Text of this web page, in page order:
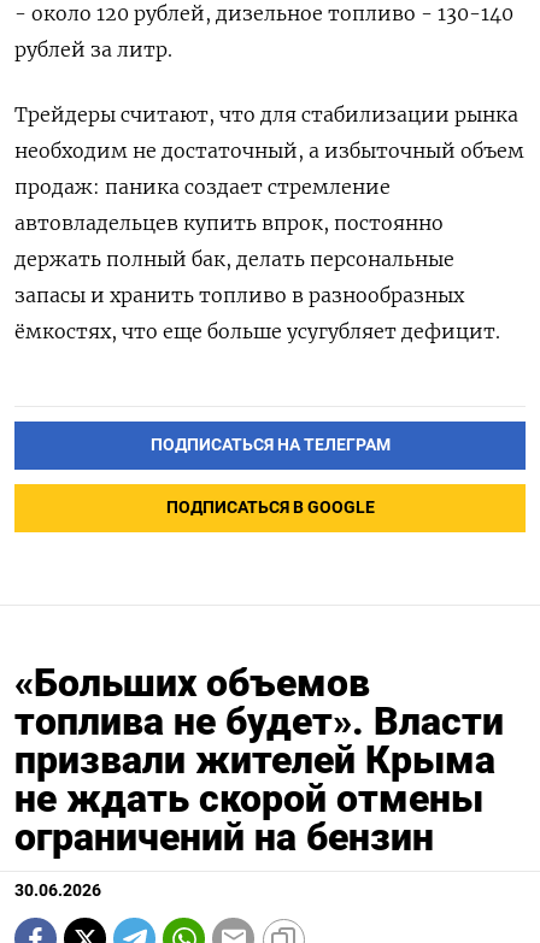
- около 120 рублей, дизельное топливо - 130-140
рублей за литр.
Трейдеры считают, ​что для стабилизации рынка
необходим не достаточный, а избыточный объем
продаж: паника создает стремление
автовладельцев купить впрок, постоянно
держать ‌полный бак, делать персональные
запасы и хранить топливо в разнообразных
ёмкостях, что еще больше усугубляет дефицит.
ПОДПИСАТЬСЯ НА ТЕЛЕГРАМ
ПОДПИСАТЬСЯ В GOOGLE
«Больших объемов
топлива не будет». Власти
призвали жителей Крыма
не ждать скорой отмены
ограничений на бензин
30.06.2026